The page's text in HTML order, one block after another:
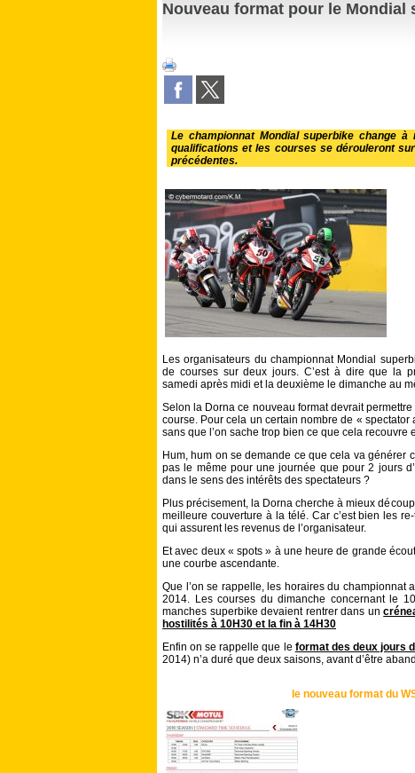
Nouveau format pour le Mondial
Le championnat Mondial superbike change
qualifications et les courses se dérouleront
précédentes.
Les organisateurs du championnat Mondial
de courses sur deux jours. C’est à dire que la
samedi après midi et la deuxième le dimanche au
Selon la Dorna ce nouveau format devrait
course. Pour cela un certain nombre de «
sans que l’on sache trop bien ce que cela recouvre
Hum, hum on se demande ce que cela va générer
pas le même pour une journée que pour 2 jours
dans le sens des intérêts des spectateurs ?
Plus précisement, la Dorna cherche à mieux
meilleure couverture à la télé. Car c’est bien les
qui assurent les revenus de l’organisateur.
Et avec deux « spots » à une heure de grande
une courbe ascendante.
Que l’on se rappelle, les horaires du championnat
2014. Les courses du dimanche concernant le
manches superbike devaient rentrer dans un
hostilités à 10H30 et la fin à 14H30
Enfin on se rappelle que le format des deux jours
2014) n’a duré que deux saisons, avant d’être
le nouveau format du